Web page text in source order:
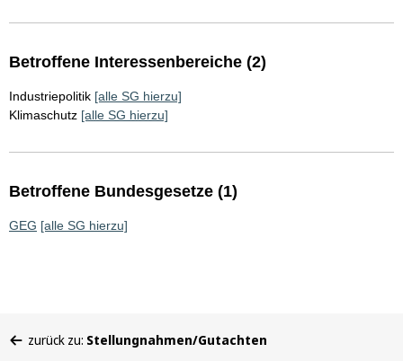
Betroffene Interessenbereiche (2)
Industriepolitik [alle SG hierzu]
Klimaschutz [alle SG hierzu]
Betroffene Bundesgesetze (1)
GEG [alle SG hierzu]
befinden
zurück zu: Stellungnahmen/Gutachten